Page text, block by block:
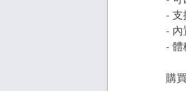
- 支
- 內
- 體
購